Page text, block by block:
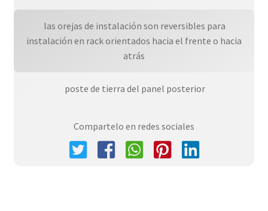
 las orejas de instalación son reversibles para
instalación en rack orientados hacia el frente o hacia
atrás
 poste de tierra del panel posterior
Compartelo en redes sociales